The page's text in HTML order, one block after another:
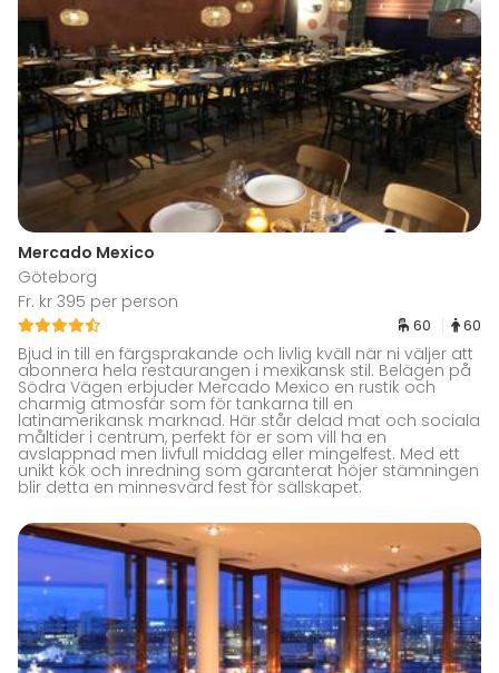
Mercado Mexico
Göteborg
Fr. kr 395 per person
60 60
Bjud in till en färgsprakande och livlig kväll när ni väljer att
abonnera hela restaurangen i mexikansk stil. Belägen på
Södra Vägen erbjuder Mercado Mexico en rustik och
charmig atmosfär som för tankarna till en
latinamerikansk marknad. Här står delad mat och sociala
måltider i centrum, perfekt för er som vill ha en
avslappnad men livfull middag eller mingelfest. Med ett
unikt kök och inredning som garanterat höjer stämningen
blir detta en minnesvärd fest för sällskapet.